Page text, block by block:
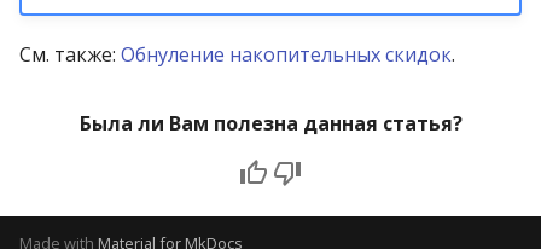
См. также: Обнуление накопительных скидок.
Была ли Вам полезна данная статья?
Made with Material for MkDocs